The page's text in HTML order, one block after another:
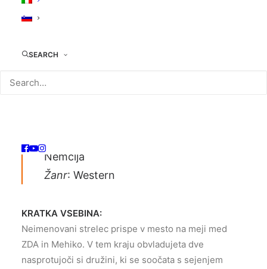
SEARCH
Igralci
Nemčija
Žanr: Western
KRATKA VSEBINA:
Neimenovani strelec prispe v mesto na meji med
ZDA in Mehiko. V tem kraju obvladujeta dve
nasprotujoči si družini, ki se soočata s sejenjem